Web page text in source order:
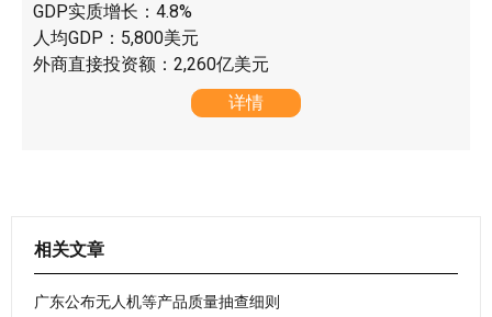
GDP实质增长：4.8%
人均GDP：5,800美元
外商直接投资额：2,260亿美元
详情
相关文章
广东公布无人机等产品质量抽查细则